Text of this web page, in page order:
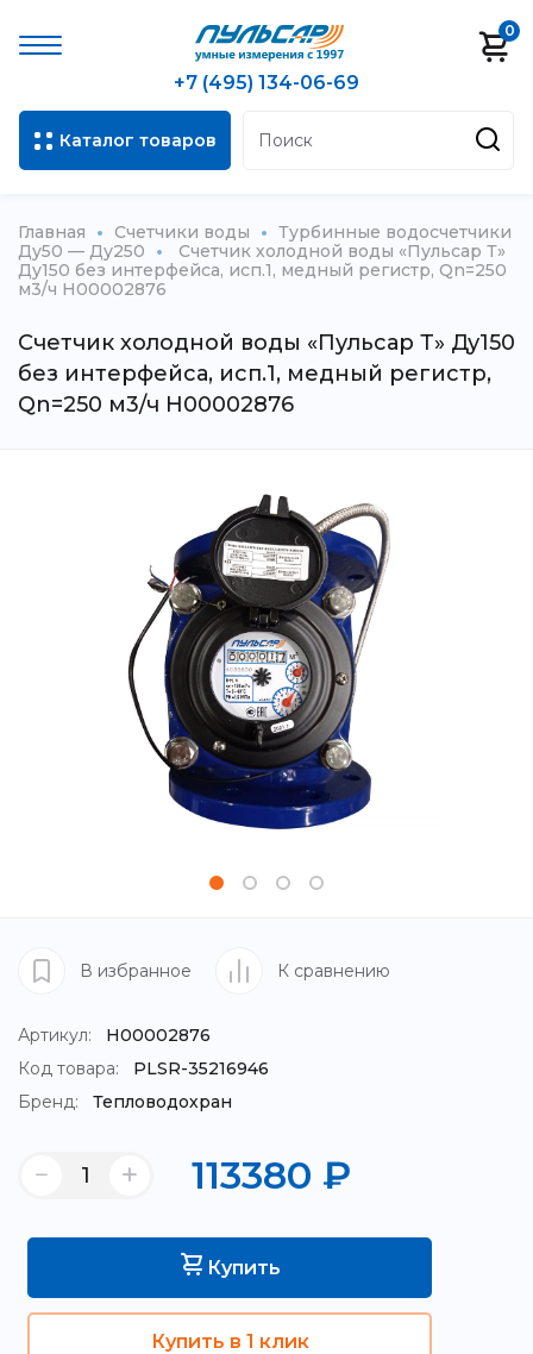
0
+7 (495) 134-06-69
Каталог товаров
Главная Счетчики воды
Турбинные водосчетчики
Ду50 — Ду250
Счетчик холодной воды «Пульсар Т»
Ду150 без интерфейса, исп.1, медный регистр, Qn=250
м3/ч Н00002876
Счетчик холодной воды «Пульсар Т» Ду150
без интерфейса, исп.1, медный регистр,
Qn=250 м3/ч Н00002876
В избранное К сравнению
Артикул:
Н00002876
Код товара:
PLSR-35216946
Бренд:
Тепловодохран
113380 ₽
Купить
Купить в 1 клик